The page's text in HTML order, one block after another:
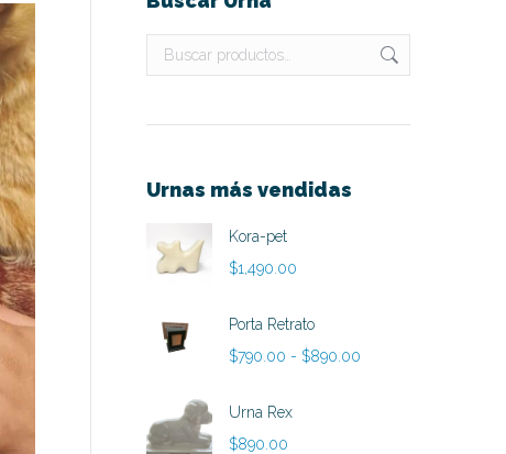
Urnas más vendidas
Kora-pet
$1,490.00
Porta Retrato
$790.00 - $890.00
Urna Rex
$890.00